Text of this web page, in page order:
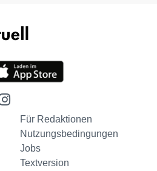
Für Redaktionen
Nutzungsbedingungen
Jobs
Textversion